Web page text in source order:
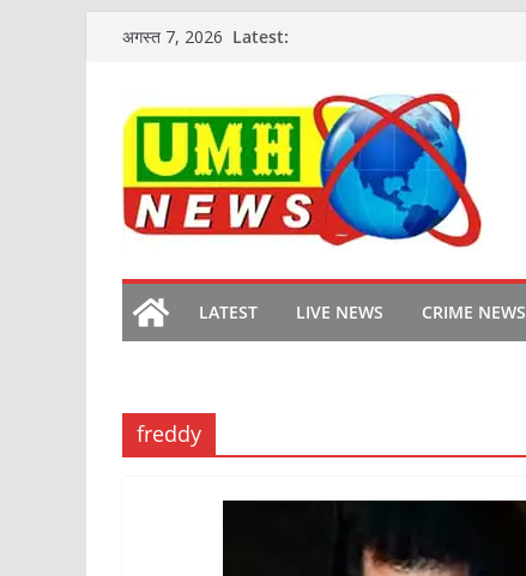
अगस्त 7, 2026 Latest:
LATEST LIVE NEWS CRIME NEWS
freddy